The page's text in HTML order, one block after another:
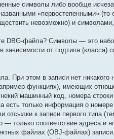
символы либо вообще
«первостепенными»
невозможно) и
DBG-файла? Символы — это
от подтипа (класса)
При этом в записи нет
функциях), имеющих
машинный код, номера
есть только информация о
к записи первого типа
только соответствие адреса и
файлах (OBJ-файлах) записи